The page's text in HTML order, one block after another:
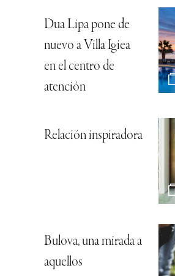
Dua Lipa pone de
nuevo a Villa Igiea
en el centro de
atención
Relación inspiradora
Bulova, una mirada a
aquellos